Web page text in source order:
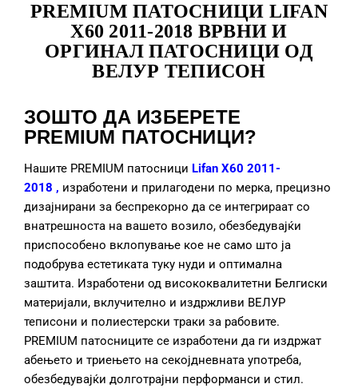
PREMIUM ПАТОСНИЦИ LIFAN
X60 2011-2018 ВРВНИ И
ОРГИНАЛ ПАТОСНИЦИ ОД
ВЕЛУР ТЕПИСОН
ЗОШТО ДА ИЗБЕРЕТЕ
PREMIUM ПАТОСНИЦИ?
Нашите PREMIUM патосници Lifan X60 2011-
2018 , изработени и прилагодени по мерка, прецизно
дизајнирани за беспрекорно да се интегрираат со
внатрешноста на вашето возило, обезбедувајќи
приспособено вклопување кое не само што ја
подобрува естетиката туку нуди и оптимална
заштита. Изработени од висококвалитетни Белгиски
материјали, вклучително и издржливи ВЕЛУР
теписони и полиестерски траки за рабовите.
PREMIUM патосниците се изработени да ги издржат
абењето и триењето на секојдневната употреба,
обезбедувајќи долготрајни перформанси и стил.